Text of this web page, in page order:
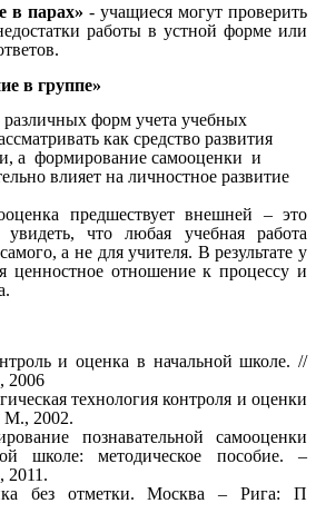
в парах» - учащиеся могут проверить
работы в устной форме или
в группе»
различных форм учета учебных
как средство развития
а формирование самооценки и
влияет на личностное развитие
предшествует внешней – это
увидеть, что любая учебная работа
а не для учителя. В результате у
ценностное отношение к процессу и
и оценка в начальной школе. //
2006
технология контроля и оценки
М., 2002.
познавательной самооценки
школе: методическое пособие. –
без отметки. Москва – Рига: П